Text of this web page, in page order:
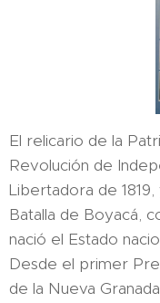
El relicario de la
Revolución de
Libertadora de
Batalla de Boyacá,
nació el Estado
Desde el primer
de la Nueva